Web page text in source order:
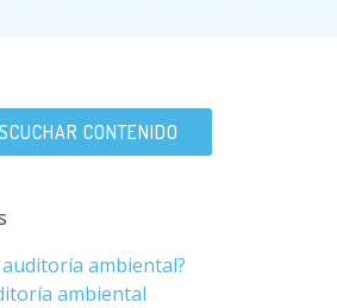
CONTENIDO
auditoría ambiental?
ambiental